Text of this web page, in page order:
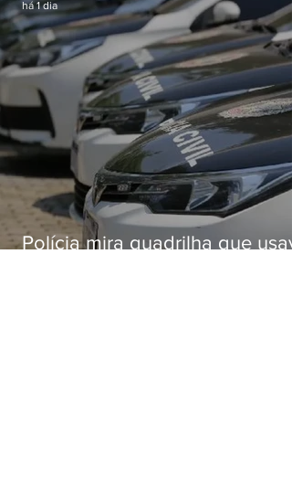
Polícia mira quadrilha que
há 1 dia